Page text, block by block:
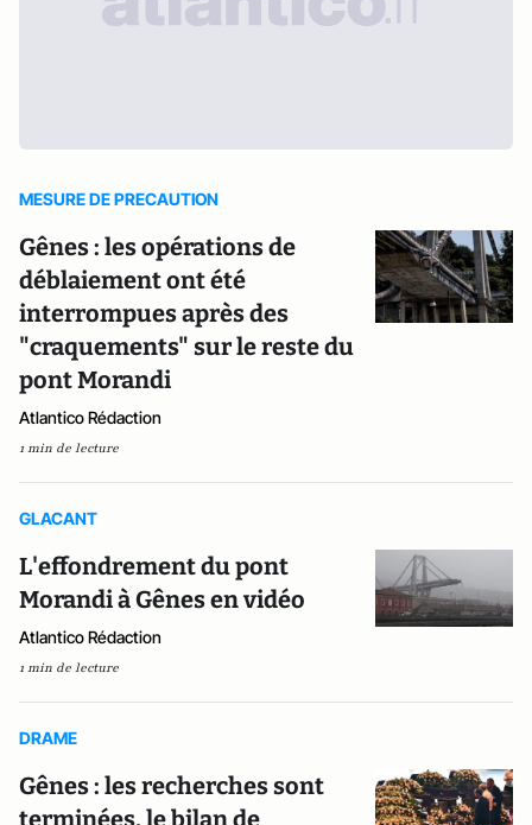
MESURE DE PRECAUTION
Gênes : les opérations de
déblaiement ont été
interrompues après des
"craquements" sur le reste du
pont Morandi
Atlantico Rédaction
1 min de lecture
GLACANT
L'effondrement du pont
Morandi à Gênes en vidéo
Atlantico Rédaction
1 min de lecture
DRAME
Gênes : les recherches sont